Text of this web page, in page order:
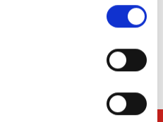
Ihre Auswahl im